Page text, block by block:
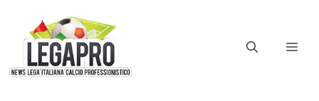
contenuto